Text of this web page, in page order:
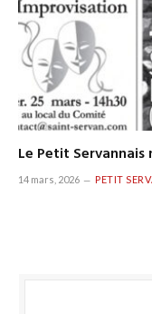
Le Petit Servannais
14 mars, 2026 PETIT